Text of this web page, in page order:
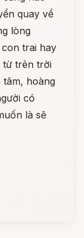
quay về
lòng
trai hay
từ trên trời
hoàng
có
là sẽ